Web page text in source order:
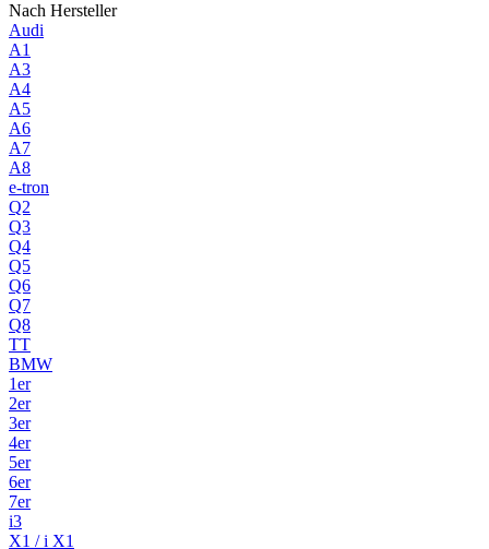
Nach Hersteller
Audi
A1
A3
A4
A5
A6
A7
A8
e-tron
Q2
Q3
Q4
Q5
Q6
Q7
Q8
TT
BMW
1er
2er
3er
4er
5er
6er
7er
i3
X1 / i X1